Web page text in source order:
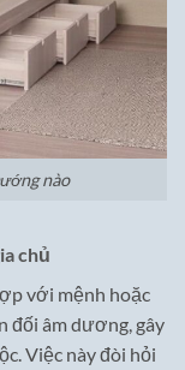
nào
chủ
với mệnh hoặc
đối âm dương, gây
Việc này đòi hỏi